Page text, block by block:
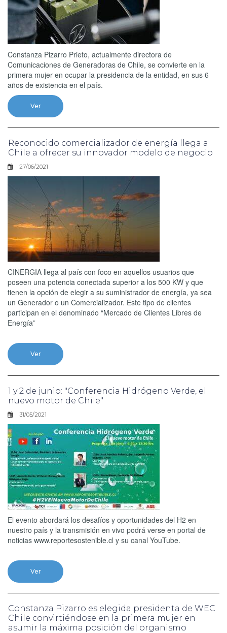
Constanza Pizarro Prieto, actualmente directora de
Comunicaciones de Generadoras de Chile, se convierte en la
primera mujer en ocupar la presidencia de la entidad, en sus 6
años de existencia en el país.
Ver
Reconocido comercializador de energía llega a
Chile a ofrecer su innovador modelo de negocio
27/06/2021
CINERGIA llega al país con foco en aquellos usuarios que
poseen una potencia conectada superior a los 500 KW y que
tienen la opción de elegir a su suministrador de energía, ya sea
un Generador o un Comercializador. Este tipo de clientes
participan en el denominado “Mercado de Clientes Libres de
Energía”
Ver
1 y 2 de junio: "Conferencia Hidrógeno Verde, el
nuevo motor de Chile"
31/05/2021
El evento abordará los desafíos y oportunidades del H2 en
nuestro país y la transmisión en vivo podrá verse en portal de
noticias www.reportesostenible.cl y su canal YouTube.
Ver
Constanza Pizarro es elegida presidenta de WEC
Chile convirtiéndose en la primera mujer en
asumir la máxima posición del organismo